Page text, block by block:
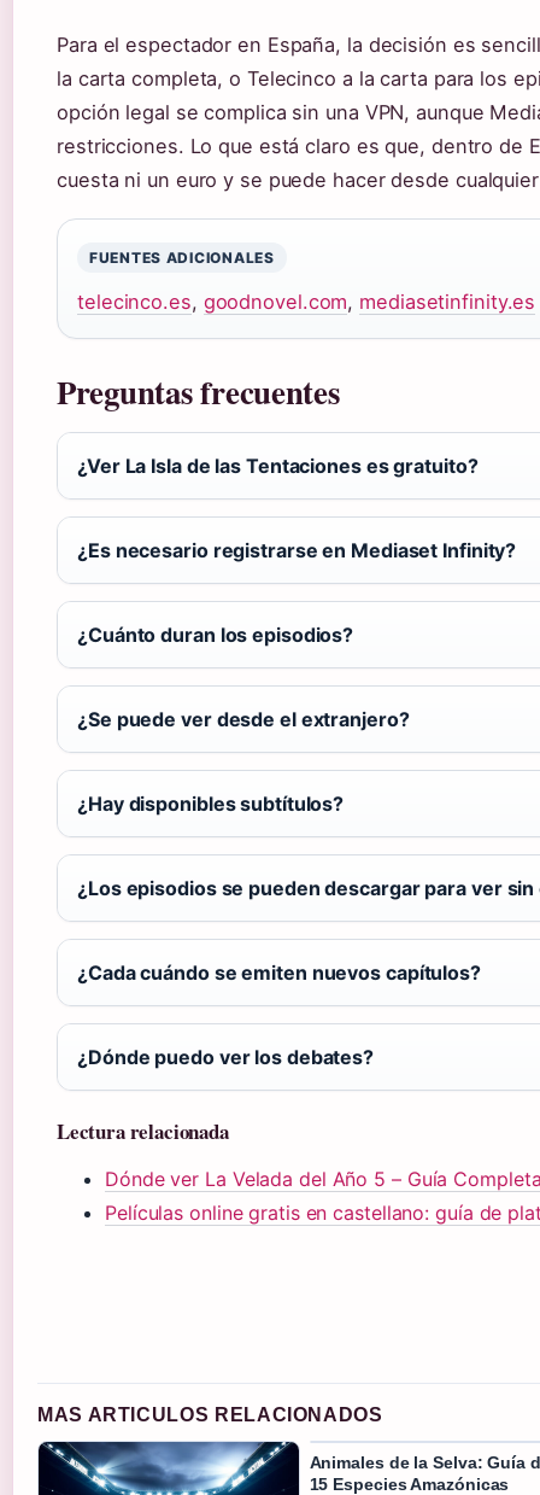
Para el espectador en España, la decisión es
la carta completa, o Telecinco a la carta para los
opción legal se complica sin una VPN, aunque
restricciones. Lo que está claro es que, dentro de
cuesta ni un euro y se puede hacer desde
FUENTES ADICIONALES
telecinco.es, goodnovel.com, mediasetinfinity.es
Preguntas frecuentes
¿Ver La Isla de las Tentaciones es gratuito?
¿Es necesario registrarse en Mediaset Infinity?
¿Cuánto duran los episodios?
¿Se puede ver desde el extranjero?
¿Hay disponibles subtítulos?
¿Los episodios se pueden descargar para ver
¿Cada cuándo se emiten nuevos capítulos?
¿Dónde puedo ver los debates?
Lectura relacionada
Dónde ver La Velada del Año 5 – Guía
Películas online gratis en castellano: guía de
MAS ARTICULOS RELACIONADOS
Animales de la Selva: Guía
15 Especies Amazónicas